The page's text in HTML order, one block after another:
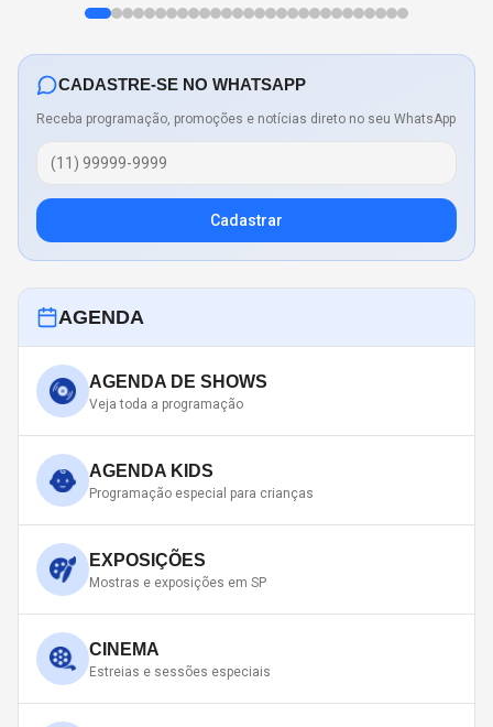
CADASTRE-SE NO WHATSAPP
Receba programação, promoções e notícias direto no seu WhatsApp
Cadastrar
AGENDA
AGENDA DE SHOWS
Veja toda a programação
AGENDA KIDS
Programação especial para crianças
EXPOSIÇÕES
Mostras e exposições em SP
CINEMA
Estreias e sessões especiais